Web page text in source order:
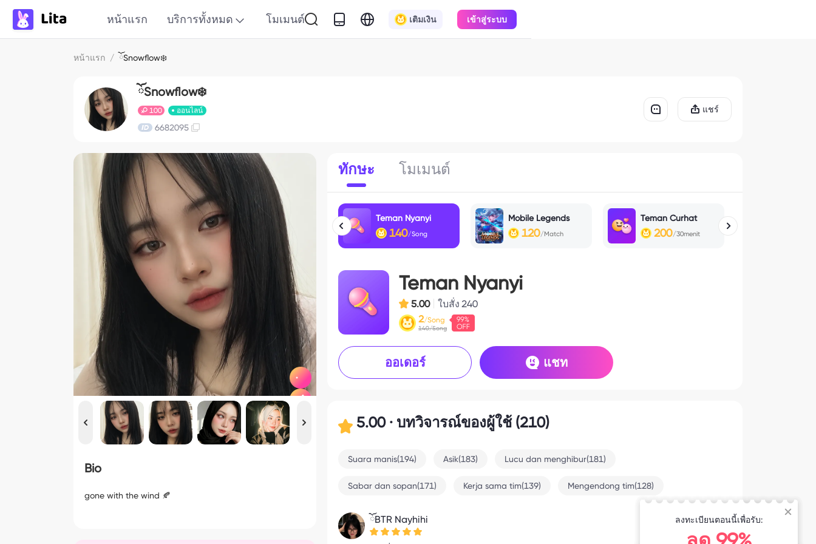
หน้าแรก บริการทั้งหมด โมเมนต์ เติมเงิน เข้าสู่ระบบ
หน้าแรก / ོSnowflow❄️
ོSnowflow❄️
100 ออนไลน์
6682095
แชร์
Bio
gone with the wind 🍂
ทักษะ โมเมนต์
Teman Nyanyi
140/Song
Mobile Legends
120/Match
Teman Curhat
200/30menit
Teman Nyanyi
5.00 ใบสั่ง 240
2/Song
140/Song
ออเดอร์ แชท
5.00 · บทวิจารณ์ของผู้ใช้ (210)
Suara manis(194) Asik(183) Lucu dan menghibur(181)
Sabar dan sopan(171) Kerja sama tim(139) Mengendong tim(128)
ོBTR Nayhihi 8-5 5:02
ลงทะเบียนตอนนี้เพื่อรับ: